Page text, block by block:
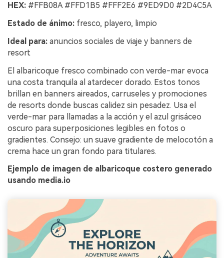
HEX: #FFB08A #FFD1B5 #FFF2E6 #9ED9D0 #2D4C5A
Estado de ánimo: fresco, playero, limpio
Ideal para: anuncios sociales de viaje y banners de
resort
El albaricoque fresco combinado con verde-mar evoca
una costa tranquila al atardecer dorado. Estos tonos
brillan en banners aireados, carruseles y promociones
de resorts donde buscas calidez sin pesadez. Usa el
verde-mar para llamadas a la acción y el azul grisáceo
oscuro para superposiciones legibles en fotos o
gradientes. Consejo: un suave gradiente de melocotón a
crema hace un gran fondo para titulares.
Ejemplo de imagen de albaricoque costero generado
usando media.io